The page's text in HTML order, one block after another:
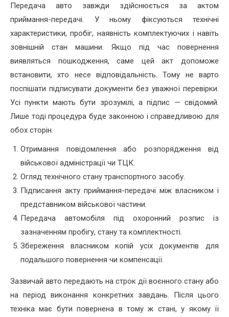
Передача авто завжди здійснюється за актом
приймання-передачі. У ньому фіксуються технічні
характеристики, пробіг, наявність комплектуючих і навіть
зовнішній стан машини. Якщо під час повернення
виявляться пошкодження, саме цей акт допоможе
встановити, хто несе відповідальність. Тому не варто
поспішати підписувати документи без уважної перевірки.
Усі пункти мають бути зрозумілі, а підпис — свідомий.
Лише тоді процедура буде законною і справедливою для
обох сторін.
Отримання повідомлення або розпорядження від
військової адміністрації чи ТЦК.
Огляд технічного стану транспортного засобу.
Підписання акту приймання-передачі між власником і
представником військової частини.
Передача автомобіля під охоронний розпис із
зазначенням пробігу, стану та комплектності.
Збереження власником копій усіх документів для
подальшого повернення чи компенсації.
Зазвичай авто передають на строк дії воєнного стану або
на період виконання конкретних завдань. Після цього
техніка має бути повернена в тому ж стані, у якому її